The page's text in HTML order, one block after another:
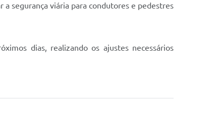
segurança viária para condutores e pedestres
dias, realizando os ajustes necessários